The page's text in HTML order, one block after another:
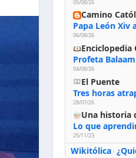
05/08/26
Camino
06/08/26
Enciclopedia
Profeta Balaam
04/08/26
El Puente
28/07/26
Una historia
25/11/23
Wikitólica·